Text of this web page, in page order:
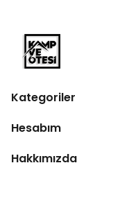
Kategoriler
Hesabım
Hakkımızda